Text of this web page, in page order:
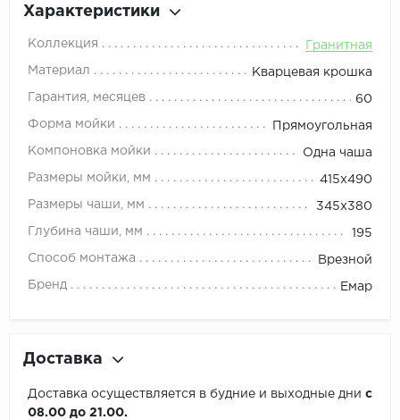
Характеристики
Коллекция Гранитная
Материал Кварцевая крошка
Гарантия, месяцев 60
Форма мойки Прямоугольная
Компоновка мойки Одна чаша
Размеры мойки, мм 415х490
Размеры чаши, мм 345х380
Глубина чаши, мм 195
Способ монтажа Врезной
Бренд Емар
Доставка
Доставка осуществляется в будние и выходные дни с
08.00 до 21.00.